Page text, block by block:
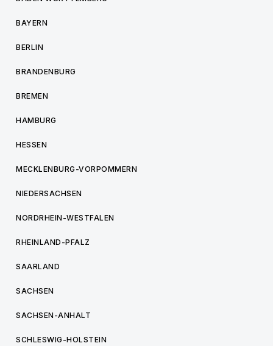
BAYERN
BERLIN
BRANDENBURG
BREMEN
HAMBURG
HESSEN
MECKLENBURG-VORPOMMERN
NIEDERSACHSEN
NORDRHEIN-WESTFALEN
RHEINLAND-PFALZ
SAARLAND
SACHSEN
SACHSEN-ANHALT
SCHLESWIG-HOLSTEIN